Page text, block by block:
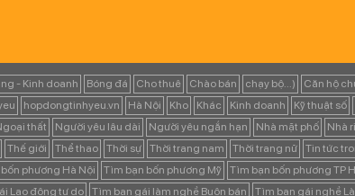
- Kinh doanh Bóng đá Cho thuê Chào bán chạy bộ...) Căn hộ
hopdongtinhyeu.vn Hà Nội Kho Khác Kinh doanh Kỹ thuật số
thất Người yêu lâu dài Người yêu ngắn hạn Nhà mặt phố Nhà
Thế giới Thể thao Thời sự Thời trang nam Thời trang nữ Tin tức
phương Hà Nội Tìm bạn bốn phương Mỹ Tìm bạn bốn phương TP
Lao động tự do Tìm bạn gái làm nghề Buôn bán Tìm bạn gái nghề